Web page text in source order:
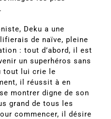
Deku a une
de naïve, pleine
: tout d’abord, il est
un superhéros sans
tout lui crie le
il réussit à en
montrer digne de son
grand de tous les
commencer, il désire